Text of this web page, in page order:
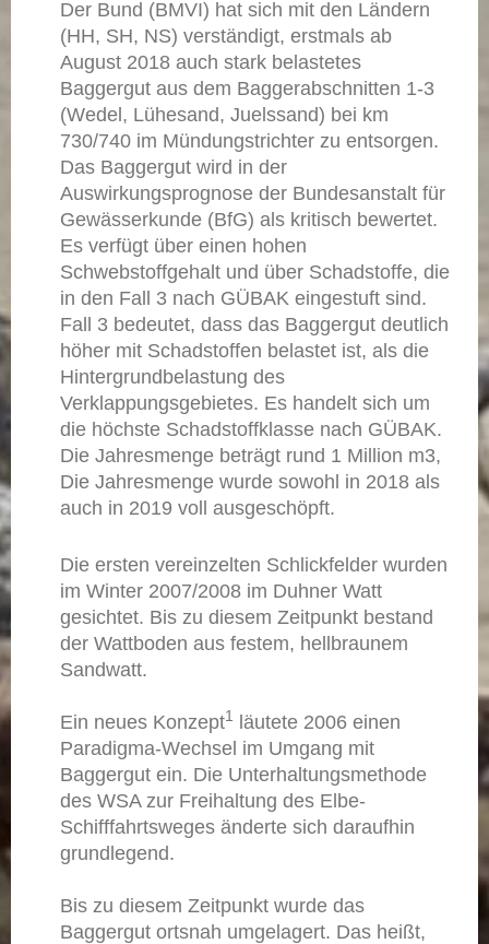
Der Bund (BMVI) hat sich mit den Ländern
(HH, SH, NS) verständigt, erstmals ab
August 2018 auch stark belastetes
Baggergut aus dem Baggerabschnitten 1-3
(Wedel, Lühesand, Juelssand) bei km
730/740 im Mündungstrichter zu entsorgen.
Das Baggergut wird in der
Auswirkungsprognose der Bundesanstalt für
Gewässerkunde (BfG) als kritisch bewertet.
Es verfügt über einen hohen
Schwebstoffgehalt und über Schadstoffe, die
in den Fall 3 nach GÜBAK eingestuft sind.
Fall 3 bedeutet, dass das Baggergut deutlich
höher mit Schadstoffen belastet ist, als die
Hintergrundbelastung des
Verklappungsgebietes. Es handelt sich um
die höchste Schadstoffklasse nach GÜBAK.
Die Jahresmenge beträgt rund 1 Million m3,
Die Jahresmenge wurde sowohl in 2018 als
auch in 2019 voll ausgeschöpft.
Die ersten vereinzelten Schlickfelder wurden
im Winter 2007/2008 im Duhner Watt
gesichtet. Bis zu diesem Zeitpunkt bestand
der Wattboden aus festem, hellbraunem
Sandwatt.
Ein neues Konzept1 läutete 2006 einen
Paradigma-Wechsel im Umgang mit
Baggergut ein. Die Unterhaltungsmethode
des WSA zur Freihaltung des Elbe-
Schifffahrtsweges änderte sich daraufhin
grundlegend.
Bis zu diesem Zeitpunkt wurde das
Baggergut ortsnah umgelagert. Das heißt,